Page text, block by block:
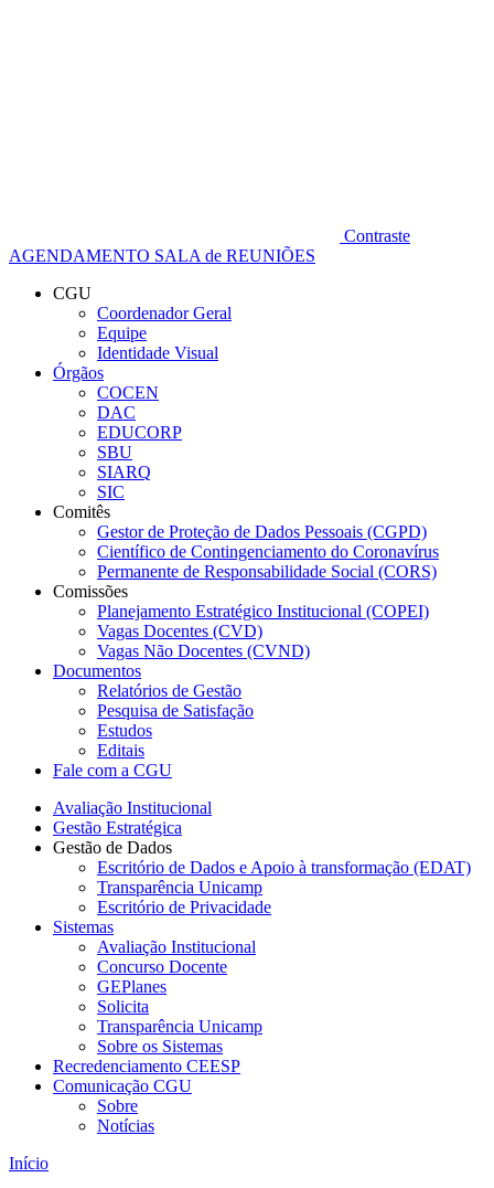
Contraste
AGENDAMENTO SALA de REUNIÕES
CGU
Coordenador Geral
Equipe
Identidade Visual
Órgãos
COCEN
DAC
EDUCORP
SBU
SIARQ
SIC
Comitês
Gestor de Proteção de Dados Pessoais (CGPD)
Científico de Contingenciamento do Coronavírus
Permanente de Responsabilidade Social (CORS)
Comissões
Planejamento Estratégico Institucional (COPEI)
Vagas Docentes (CVD)
Vagas Não Docentes (CVND)
Documentos
Relatórios de Gestão
Pesquisa de Satisfação
Estudos
Editais
Fale com a CGU
Avaliação Institucional
Gestão Estratégica
Gestão de Dados
Escritório de Dados e Apoio à transformação (EDAT)
Transparência Unicamp
Escritório de Privacidade
Sistemas
Avaliação Institucional
Concurso Docente
GEPlanes
Solicita
Transparência Unicamp
Sobre os Sistemas
Recredenciamento CEESP
Comunicação CGU
Sobre
Notícias
Início